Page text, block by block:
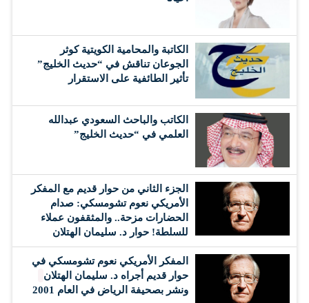
الكاتبة والمحامية الكويتية كوثر
الجوعان تناقش في “حديث الخليج”
تأثير الطائفية على الاستقرار
الكاتب والباحث السعودي عبدالله
العلمي في “حديث الخليج”
الجزء الثاني من حوار قديم مع المفكر
الأمريكي نعوم تشومسكي: صدام
الحضارات مزحة.. والمثقفون عملاء
للسلطة! حوار د. سليمان الهتلان
المفكر الأمريكي نعوم تشومسكي في
حوار قديم أجراه د. سليمان الهتلان
ونشر بصحيفة الرياض في العام 2001